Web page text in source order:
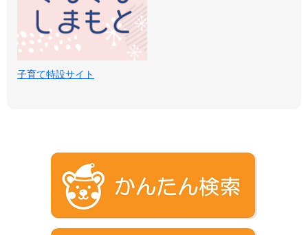
子育て特設サイト